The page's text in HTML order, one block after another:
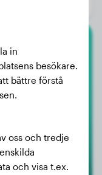
in
besökare.
bättre förstå
oss och tredje
och visa t.ex.